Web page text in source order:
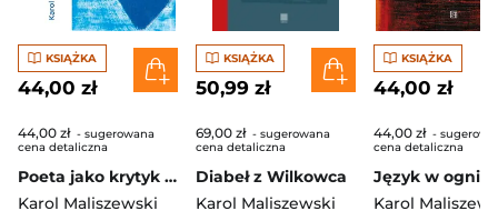
KSIĄŻKA
44,00 zł
44,00 zł - sugerowana
cena detaliczna
Poeta jako krytyk (i inne szkice środowiskowe)
Karol Maliszewski
KSIĄŻKA
50,99 zł
69,00 zł - sugerowana
cena detaliczna
Diabeł z Wilkowca
Karol Maliszewski
KSIĄŻKA
44,00 zł
44,00 zł -
cena detaliczna
Karol